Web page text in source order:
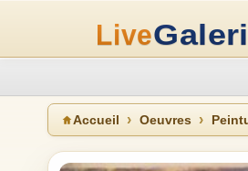
Accueil Oeuvres